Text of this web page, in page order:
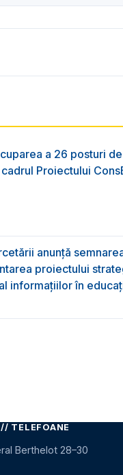
a 26 posturi
Proiectului
anunță
proiectului
informațiilor în
TELEFOANE
Berthelot 28–30